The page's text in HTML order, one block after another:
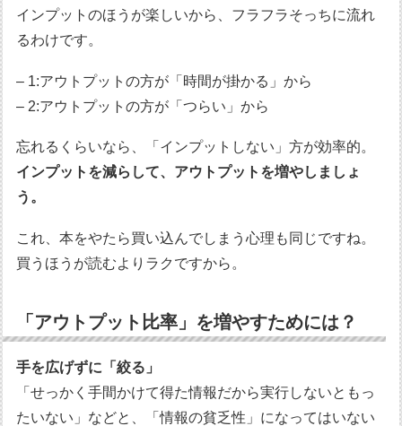
インプットのほうが楽しいから、フラフラそっちに流れ
るわけです。
– 1:アウトプットの方が「時間が掛かる」から
– 2:アウトプットの方が「つらい」から
忘れるくらいなら、「インプットしない」方が効率的。
インプットを減らして、アウトプットを増やしましょ
う。
これ、本をやたら買い込んでしまう心理も同じですね。
買うほうが読むよりラクですから。
「アウトプット比率」を増やすためには？
手を広げずに「絞る」
「せっかく手間かけて得た情報だから実行しないともっ
たいない」などと、「情報の貧乏性」になってはいない